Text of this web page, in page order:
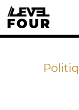
Se rendre au